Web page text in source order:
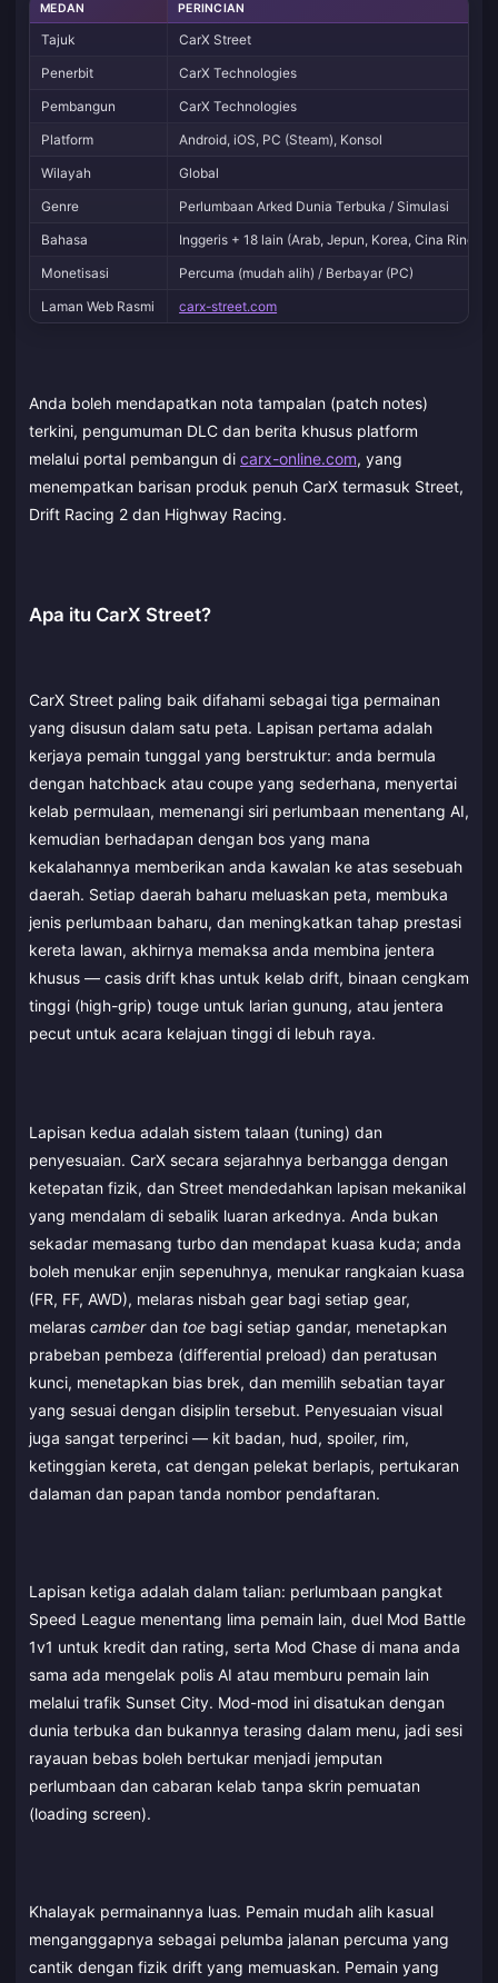
MEDAN PERINCIAN
Tajuk
CarX Street
Penerbit
CarX Technologies
Pembangun
CarX Technologies
Platform
Android, iOS, PC (Steam), Konsol
Wilayah
Global
Genre
Perlumbaan Arked Dunia Terbuka / Simulasi
Bahasa
Inggeris + 18 lain (Arab, Jepun, Korea, Cina
Monetisasi
Percuma (mudah alih) / Berbayar (PC)
Laman Web Rasmi
carx-street.com
Anda boleh mendapatkan nota tampalan (patch notes)
terkini, pengumuman DLC dan berita khusus platform
melalui portal pembangun di carx-online.com, yang
menempatkan barisan produk penuh CarX termasuk Street,
Drift Racing 2 dan Highway Racing.
Apa itu CarX Street?
CarX Street paling baik difahami sebagai tiga permainan
yang disusun dalam satu peta. Lapisan pertama adalah
kerjaya pemain tunggal yang berstruktur: anda bermula
dengan hatchback atau coupe yang sederhana, menyertai
kelab permulaan, memenangi siri perlumbaan menentang AI,
kemudian berhadapan dengan bos yang mana
kekalahannya memberikan anda kawalan ke atas sesebuah
daerah. Setiap daerah baharu meluaskan peta, membuka
jenis perlumbaan baharu, dan meningkatkan tahap prestasi
kereta lawan, akhirnya memaksa anda membina jentera
khusus — casis drift khas untuk kelab drift, binaan cengkam
tinggi (high-grip) touge untuk larian gunung, atau jentera
pecut untuk acara kelajuan tinggi di lebuh raya.
Lapisan kedua adalah sistem talaan (tuning) dan
penyesuaian. CarX secara sejarahnya berbangga dengan
ketepatan fizik, dan Street mendedahkan lapisan mekanikal
yang mendalam di sebalik luaran arkednya. Anda bukan
sekadar memasang turbo dan mendapat kuasa kuda; anda
boleh menukar enjin sepenuhnya, menukar rangkaian kuasa
(FR, FF, AWD), melaras nisbah gear bagi setiap gear,
melaras camberdan toe bagi setiap gandar, menetapkan
prabeban pembeza (differential preload) dan peratusan
kunci, menetapkan bias brek, dan memilih sebatian tayar
yang sesuai dengan disiplin tersebut. Penyesuaian visual
juga sangat terperinci — kit badan, hud, spoiler, rim,
ketinggian kereta, cat dengan pelekat berlapis, pertukaran
dalaman dan papan tanda nombor pendaftaran.
Lapisan ketiga adalah dalam talian: perlumbaan pangkat
Speed League menentang lima pemain lain, duel Mod Battle
1v1 untuk kredit dan rating, serta Mod Chase di mana anda
sama ada mengelak polis AI atau memburu pemain lain
melalui trafik Sunset City. Mod-mod ini disatukan dengan
dunia terbuka dan bukannya terasing dalam menu, jadi sesi
rayauan bebas boleh bertukar menjadi jemputan
perlumbaan dan cabaran kelab tanpa skrin pemuatan
(loading screen).
Khalayak permainannya luas. Pemain mudah alih kasual
menganggapnya sebagai pelumba jalanan percuma yang
cantik dengan fizik drift yang memuaskan. Pemain yang